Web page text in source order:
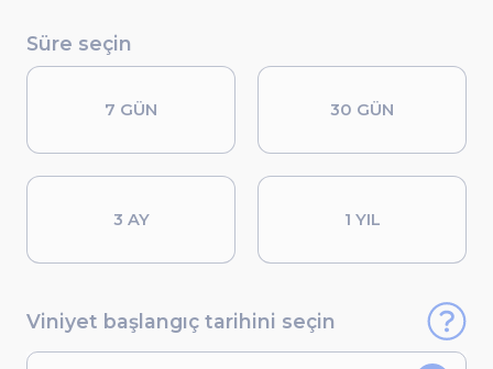
Süre seçin
7 GÜN 30 GÜN
3 AY 1 YIL
Viniyet başlangıç tarihini seçin